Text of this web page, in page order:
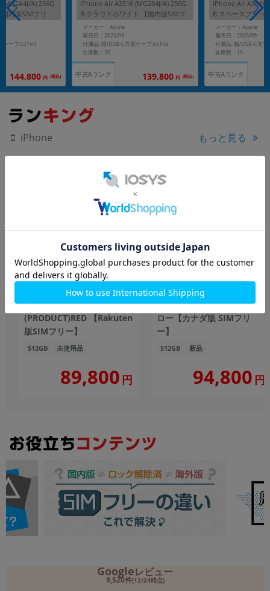
A) 256G
内版SIMフリ
ケーブル(1m)
144,800 円 (税込)
iPhone Air A3516 (MG284J/A) 256G
B クラウドホワイト 【国内版SIMフ
リー】
メーカー：Apple
発売日：2025/09
付属品: 箱/USB-C充電ケーブル(1m)
在庫数：20
中古Aランク 139,800 円 (税込)
iPhone Air A3516
B スペースブラッ
リー】
メーカー：Apple
発売日：2025/09
付属品: 箱/USB-C充
在庫数：15
中古Aランク
iPhone もっと見る
iPhone14 Plus A2885
(MQ4V3J/A) 512GB
(PRODUCT)RED 【Rakuten
版SIMフリー】
512GB 未使用品
89,800 円
iPhone14 Plus A2885
(MR663VC/A) 512GB イエ
ロー【カナダ版 SIMフリ
ー】
512GB 新品
94,800 円
Googleレビュー
9,520件(12/24時点)